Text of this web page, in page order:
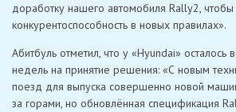
доработку нашего автомобиля Rally2, чтобы
конкурентоспособность в новых правилах».
Абитбуль отметил, что у «Hyundai» осталось
недель на принятие решения: «С новым
поезд для выпуска совершенно новой
за горами, но обновлённая спецификация